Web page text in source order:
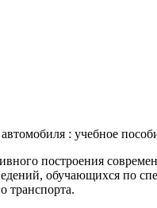
: учебное
построения
обучающихся по
транспорта.